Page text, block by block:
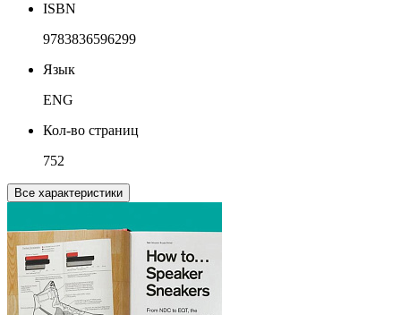
ISBN
9783836596299
Язык
ENG
Кол-во страниц
752
Все характеристики